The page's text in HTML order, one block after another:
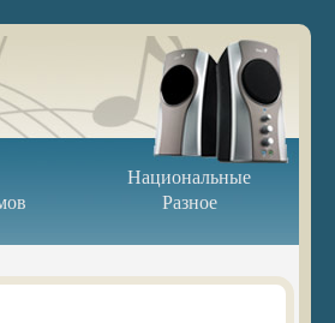
Национальные
Разное